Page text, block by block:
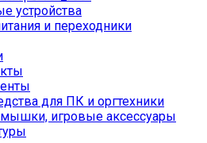
устройства
и переходники
для ПК и оргтехники
игровые аксессуары